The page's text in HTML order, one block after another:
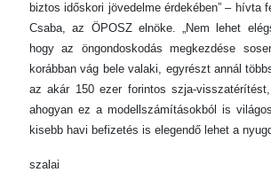
biztos időskori jövedelme érdekében” – hívta
Csaba, az ÖPOSZ elnöke. „Nem lehet
hogy az öngondoskodás megkezdése
korábban vág bele valaki, egyrészt annál
az akár 150 ezer forintos szja-
ahogyan ez a modellszámításokból is
kisebb havi befizetés is elegendő lehet a
szalai